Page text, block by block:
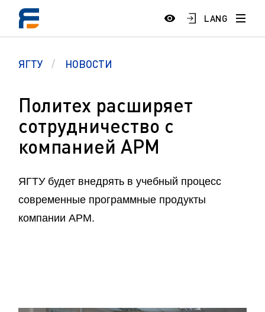
LANG
ЯГТУ НОВОСТИ
Политех расширяет
сотрудничество с
компанией APM
ЯГТУ будет внедрять в учебный процесс
современные программные продукты
компании АРМ.